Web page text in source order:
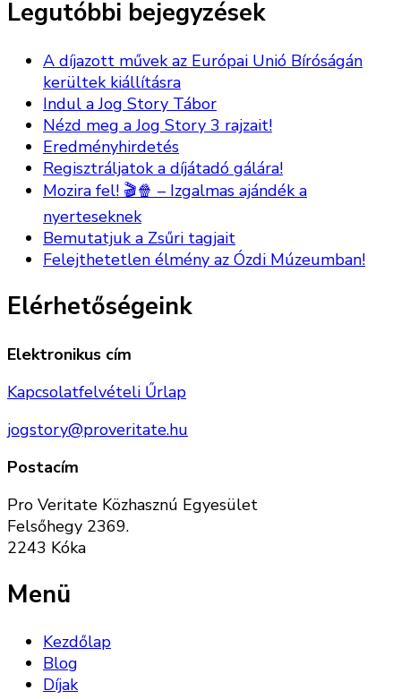
Legutóbbi bejegyzések
A díjazott művek az Európai Unió Bíróságán
kerültek kiállításra
Indul a Jog Story Tábor
Nézd meg a Jog Story 3 rajzait!
Eredményhirdetés
Regisztráljatok a díjátadó gálára!
Mozira fel! 🎬🍿 – Izgalmas ajándék a
nyerteseknek
Bemutatjuk a Zsűri tagjait
Felejthetetlen élmény az Ózdi Múzeumban!
Elérhetőségeink
Elektronikus cím
Kapcsolatfelvételi Űrlap
jogstory@proveritate.hu
Postacím
Pro Veritate Közhasznú Egyesület
Felsőhegy 2369.
2243 Kóka
Menü
Kezdőlap
Blog
Díjak